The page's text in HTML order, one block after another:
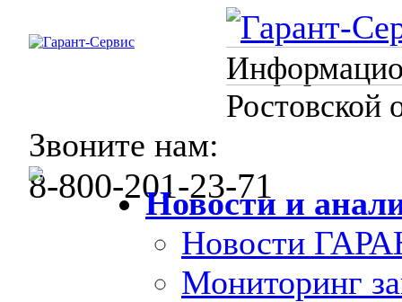
Ростовской
Звоните нам:
8-800-201-23-71
Новости и
Новости
Мониторинг